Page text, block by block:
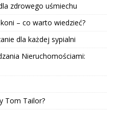
zdrowego uśmiechu
– co warto wiedzieć?
dla każdej sypialni
Nieruchomościami:
Tom Tailor?